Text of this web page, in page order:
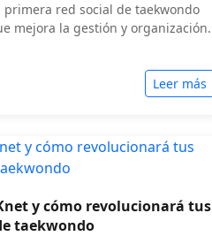
primera red social de taekwondo
mejora la gestión y organización.
Leer más
y cómo revolucionará tus
taekwondo